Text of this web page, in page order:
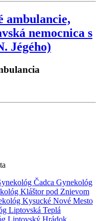
ambulancie,
nemocnica s
Jégého)
Čadca Gynekológ
Kláštor pod Znievom
Kysucké Nové Mesto
Liptovská Teplá